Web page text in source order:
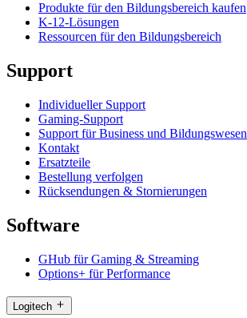
Produkte für den Bildungsbereich kaufen
K-12-Lösungen
Ressourcen für den Bildungsbereich
Support
Individueller Support
Gaming-Support
Support für Business und Bildungswesen
Kontakt
Ersatzteile
Bestellung verfolgen
Rücksendungen & Stornierungen
Software
GHub für Gaming & Streaming
Options+ für Performance
Logitech